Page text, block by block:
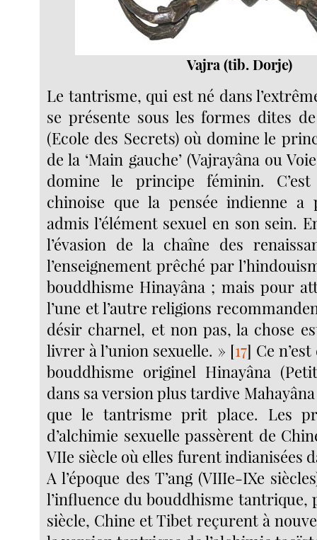
Vajra (tib. Dorje)
Le tantrisme, qui est né dans
se présente sous les formes dites
(Ecole des Secrets) où domine le
de la ‘Main gauche’ (Vajrayâna ou
domine le principe féminin.
chinoise que la pensée indienne a
admis l’élément sexuel en son sein.
l’évasion de la chaîne des
l’enseignement prêché par
bouddhisme Hinayâna ; mais pour
l’une et l’autre religions
désir charnel, et non pas, la chose
livrer à l’union sexuelle. » [17] Ce
bouddhisme originel Hinayâna
dans sa version plus tardive
que le tantrisme prit place. Les
d’alchimie sexuelle passèrent de
VIIe siècle où elles furent indianisées
A l’époque des T’ang (VIIIe-IXe
l’influence du bouddhisme tantrique,
siècle, Chine et Tibet reçurent à